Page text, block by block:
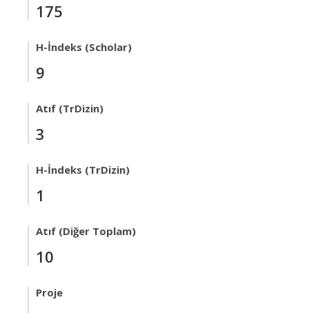
175
H-İndeks (Scholar)
9
Atıf (TrDizin)
3
H-İndeks (TrDizin)
1
Atıf (Diğer Toplam)
10
Proje